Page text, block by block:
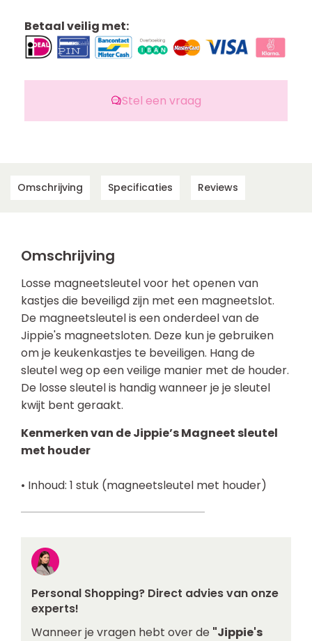
Betaal veilig met:
Stel een vraag
Omschrijving Specificaties Reviews
Omschrijving
Losse magneetsleutel voor het openen van
kastjes die beveiligd zijn met een magneetslot.
De magneetsleutel is een onderdeel van de
Jippie's magneetsloten. Deze kun je gebruiken
om je keukenkastjes te beveiligen. Hang de
sleutel weg op een veilige manier met de houder.
De losse sleutel is handig wanneer je je sleutel
kwijt bent geraakt.
Kenmerken van de Jippie’s Magneet sleutel
met houder
• Inhoud: 1 stuk (magneetsleutel met houder)
Personal Shopping? Direct advies van onze
experts!
Wanneer je vragen hebt over de "Jippie's